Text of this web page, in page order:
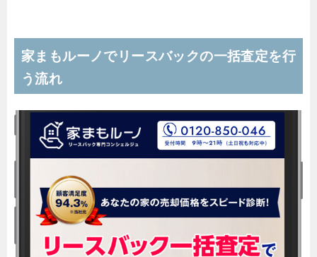
家まもルーノでリースバックの一括査定を行
う流れ